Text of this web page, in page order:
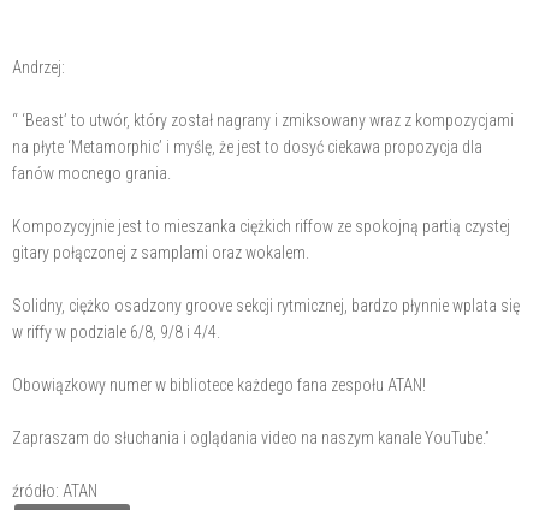
Andrzej:
“ ‘Beast’ to utwór, który został nagrany i zmiksowany wraz z kompozycjami
na płyte ‘Metamorphic’ i myślę, że jest to dosyć ciekawa propozycja dla
fanów mocnego grania.
Kompozycyjnie jest to mieszanka ciężkich riffow ze spokojną partią czystej
gitary połączonej z samplami oraz wokalem.
Solidny, ciężko osadzony groove sekcji rytmicznej, bardzo płynnie wplata się
w riffy w podziale 6/8, 9/8 i 4/4.
Obowiązkowy numer w bibliotece każdego fana zespołu ATAN!
Zapraszam do słuchania i oglądania video na naszym kanale YouTube.”
źródło: ATAN